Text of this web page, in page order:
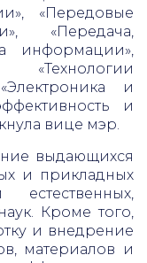
«Передовые
«Передача,
информации»,
и
и
вице мэр.
выдающихся
и прикладных
Кроме того,
и внедрение
материалов и